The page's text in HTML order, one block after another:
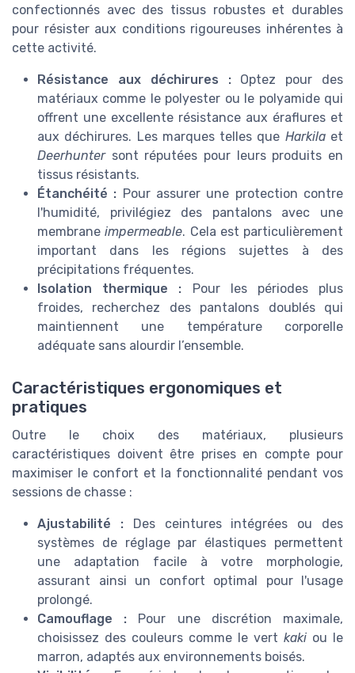
confectionnés avec des tissus robustes et durables
pour résister aux conditions rigoureuses inhérentes à
cette activité.
Résistance aux déchirures :Optez pour des
matériaux comme le polyester ou le polyamide qui
offrent une excellente résistance aux éraflures et
aux déchirures. Les marques telles que Harkilaet
Deerhuntersont réputées pour leurs produits en
tissus résistants.
Étanchéité : Pour assurer une protection contre
l'humidité, privilégiez des pantalons avec une
membraneimpermeable. Cela est particulièrement
important dans les régions sujettes à des
précipitations fréquentes.
Isolation thermique : Pour les périodes plus
froides, recherchez des pantalons doublés qui
maintiennent une température corporelle
adéquate sans alourdir l’ensemble.
Caractéristiques ergonomiques et
pratiques
Outre le choix des matériaux, plusieurs
caractéristiques doivent être prises en compte pour
maximiser le confort et la fonctionnalité pendant vos
sessions de chasse :
Ajustabilité :Des ceintures intégrées ou des
systèmes de réglage par élastiques permettent
une adaptation facile à votre morphologie,
assurant ainsi un confort optimal pour l'usage
prolongé.
Camouflage : Pour une discrétion maximale,
choisissez des couleurs comme le vert kaki ou le
marron, adaptés aux environnements boisés.